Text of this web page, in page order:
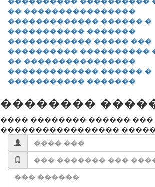
������������ ����� ���
���������� ����������
�� ����������������
������������� ������ �
����������� �������
��������
���� �������� ������ ���
�����������������